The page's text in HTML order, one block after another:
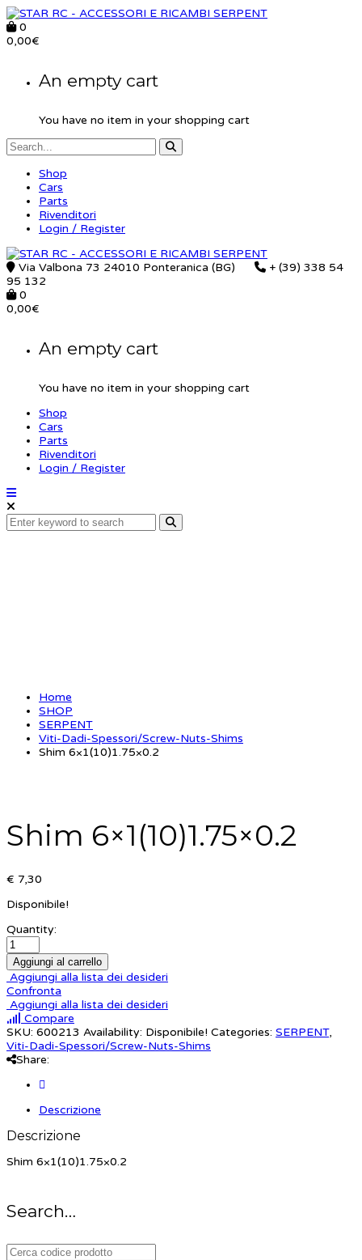
0
0,00€
An empty cart
You have no item in your shopping cart
Shop
Cars
Parts
Rivenditori
Login / Register
Via Valbona 73 24010 Ponteranica (BG)
+ (39) 338 54
95 132
0
0,00€
An empty cart
You have no item in your shopping cart
Shop
Cars
Parts
Rivenditori
Login / Register
Home
SHOP
SERPENT
Viti-Dadi-Spessori/Screw-Nuts-Shims
Shim 6×1(10)1.75×0.2
Shim 6×1(10)1.75×0.2
€ 7,30
Disponibile!
Quantity:
Aggiungi al carrello
Aggiungi alla lista dei desideri
Confronta
Aggiungi alla lista dei desideri
Compare
SKU: 600213 Availability: Disponibile! Categories: SERPENT,
Viti-Dadi-Spessori/Screw-Nuts-Shims
Share:
Descrizione
Descrizione
Shim 6×1(10)1.75×0.2
Search…